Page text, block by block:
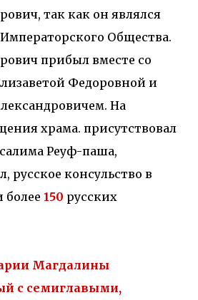
так как он являлся
Общества.
прибыл вместе со
Федоровной и
На
храма. присутствовал
Реуф-паша,
русское консульство в
более 150 русских
Магдалины
с семиглавыми,